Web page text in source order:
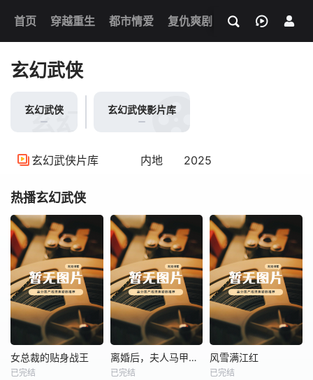
首页 穿越重生 都市情爱 复仇爽剧 玄幻武侠 奇幻
我的观影记录
玄幻武侠
玄幻武侠
玄幻武侠玄幻武侠影片库
玄幻武侠片库 内地 2025
热播玄幻武侠
热播
女总裁的贴身战王
已完结
热播 离婚后，夫人马甲捂不住了
已完结
热播
风雪满江红
风雪满江红
已完结